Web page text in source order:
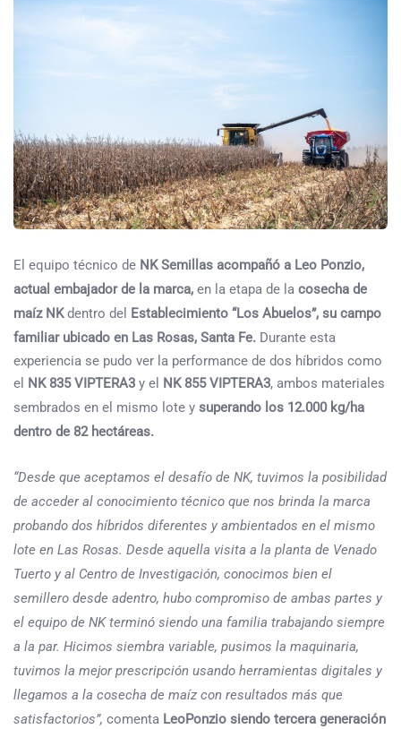
El equipo técnico de NK Semillas acompañó a Leo Ponzio,
actual embajador de la marca, en la etapa de la cosecha de
maíz NKdentro del Establecimiento “Los Abuelos”, su campo
familiar ubicado en Las Rosas, Santa Fe. Durante esta
experiencia se pudo ver la performance de dos híbridos como
el NK 835 VIPTERA3 y el NK 855 VIPTERA3, ambos materiales
sembrados en el mismo lote y superando los 12.000 kg/ha
dentro de 82 hectáreas.
“Desde que aceptamos el desafío de NK, tuvimos la posibilidad
de acceder al conocimiento técnico que nos brinda la marca
probando dos híbridos diferentes y ambientados en el mismo
lote en Las Rosas. Desde aquella visita a la planta de Venado
Tuerto y al Centro de Investigación, conocimos bien el
semillero desde adentro, hubo compromiso de ambas partes y
el equipo de NK terminó siendo una familia trabajando siempre
a la par. Hicimos siembra variable, pusimos la maquinaria,
tuvimos la mejor prescripción usando herramientas digitales y
llegamos a la cosecha de maíz con resultados más que
satisfactorios”, comenta LeoPonzio siendo tercera generación